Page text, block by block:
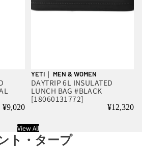
¥9,020
YETI｜ MEN & WOMEN
DAYTRIP 6L INSULATED
LUNCH BAG #BLACK
[18060131772]
¥12,320
View All
ト・タープ